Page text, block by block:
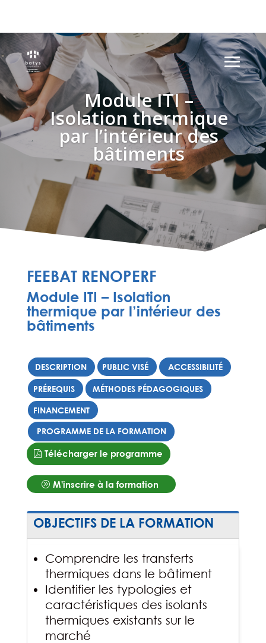
Module ITI –
Isolation thermique
par l’intérieur des
bâtiments
FEEBAT RENOPERF
Module ITI – Isolation
thermique par l’intérieur des
bâtiments
DESCRIPTION PUBLIC VISÉ ACCESSIBILITÉ
PRÉREQUIS MÉTHODES PÉDAGOGIQUES
FINANCEMENT
PROGRAMME DE LA FORMATION
Télécharger le programme
M'inscrire à la formation
OBJECTIFS DE LA FORMATION
Comprendre les transferts
thermiques dans le bâtiment
Identifier les typologies et
caractéristiques des isolants
thermiques existants sur le
marché